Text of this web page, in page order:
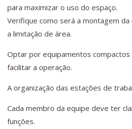
para maximizar o uso do espaço.
Verifique como será a montagem da
a limitação de área.
Optar por equipamentos compactos
facilitar a operação.
A organização das estações de
Cada membro da equipe deve ter
funções.